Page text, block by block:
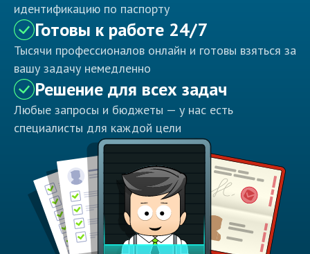
идентификацию по паспорту
Готовы к работе 24/7
Тысячи профессионалов онлайн и готовы взяться за
вашу задачу немедленно
Решение для всех задач
Любые запросы и бюджеты — у нас есть
специалисты для каждой цели